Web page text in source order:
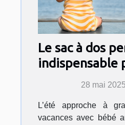
Le sac à dos
indispensable
vacances de
28 mai
L’été approche à
vacances avec bébé